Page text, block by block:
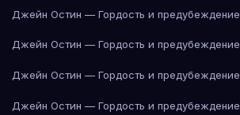
Джейн Остин — Гордость и предубеждение
Джейн Остин — Гордость и предубеждение
Джейн Остин — Гордость и предубеждение
Джейн Остин — Гордость и предубеждение